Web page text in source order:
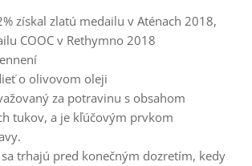
získal zlatú medailu v Aténach 2018,
COOC v Rethymno 2018
o olivovom oleji
za potravinu s obsahom
tukov, a je kľúčovým prvkom
trhajú pred konečným dozretím, kedy